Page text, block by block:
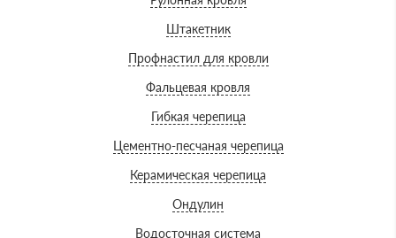
Штакетник
Профнастил для кровли
Фальцевая кровля
Гибкая черепица
Цементно-песчаная черепица
Керамическая черепица
Ондулин
Водосточная система